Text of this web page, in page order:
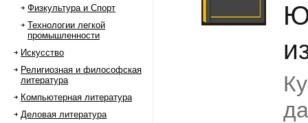
Физкультура и Спорт
Технологии легкой
промышленности
Искусство
Религиозная и философская
литература
Компьютерная литература
Деловая литература